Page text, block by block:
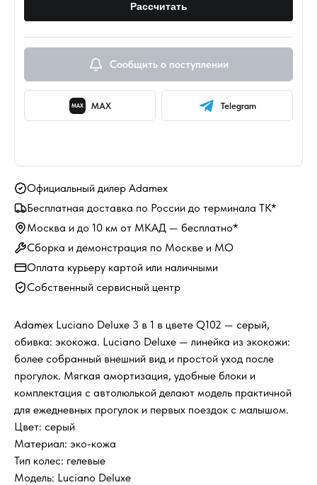
Рассчитать
Сообщить о поступлении
MAX MAX Telegram
Официальный дилер Adamex
Бесплатная доставка по России до терминала ТК*
Москва и до 10 км от МКАД — бесплатно*
Сборка и демонстрация по Москве и МО
Оплата курьеру картой или наличными
Собственный сервисный центр
Adamex Luciano Deluxe 3 в 1 в цвете Q102 — серый,
обивка: экокожа. Luciano Deluxe — линейка из экокожи:
более собранный внешний вид и простой уход после
прогулок. Мягкая амортизация, удобные блоки и
комплектация с автолюлькой делают модель практичной
для ежедневных прогулок и первых поездок с малышом.
Цвет: серый
Материал: эко-кожа
Тип колес: гелевые
Модель: Luciano Deluxe